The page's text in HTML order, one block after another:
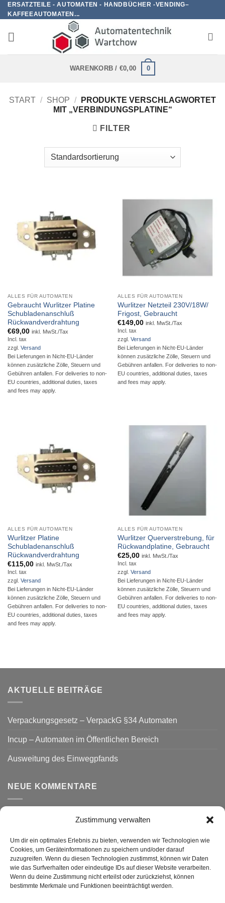
Zustimmung verwalten
Um dir ein optimales Erlebnis zu bieten, verwenden wir Technologien wie
Cookies, um Geräteinformationen zu speichern und/oder darauf
zuzugreifen. Wenn du diesen Technologien zustimmst, können wir Daten
wie das Surfverhalten oder eindeutige IDs auf dieser Website verarbeiten.
Wenn du deine Zustimmung nicht erteilst oder zurückziehst, können
bestimmte Merkmale und Funktionen beeinträchtigt werden.
Zum
Inhalt
springen
ERSATZTEILE - AUTOMATEN - HANDBÜCHER -VENDING–
KAFFEEAUTOMATEN...
WARENKORB / €0,00 0
START / SHOP /
PRODUKTE VERSCHLAGWORTET
MIT „VERBINDUNGSPLATINE“
FILTER
ALLES FÜR AUTOMATEN
Gebraucht Wurlitzer Platine
Schubladenanschluß
Rückwandverdrahtung
€69,00 inkl. MwSt./Tax
Incl. tax
zzgl. Versand
Bei Lieferungen in Nicht-EU-Länder
können zusätzliche Zölle, Steuern und
Gebühren anfallen. For deliveries to non-
EU countries, additional duties, taxes
and fees may apply.
ALLES FÜR AUTOMATEN
Wurlitzer Netzteil 230V/18W/
Frigost, Gebraucht
€149,00 inkl. MwSt./Tax
Incl. tax
zzgl. Versand
Bei Lieferungen in Nicht-EU-Länder
können zusätzliche Zölle, Steuern und
Gebühren anfallen. For deliveries to non-
EU countries, additional duties, taxes
and fees may apply.
ALLES FÜR AUTOMATEN
Wurlitzer Platine
Schubladenanschluß
Rückwandverdrahtung
€115,00 inkl. MwSt./Tax
Incl. tax
zzgl. Versand
Bei Lieferungen in Nicht-EU-Länder
können zusätzliche Zölle, Steuern und
Gebühren anfallen. For deliveries to non-
EU countries, additional duties, taxes
and fees may apply.
ALLES FÜR AUTOMATEN
Wurlitzer Querverstrebung, für
Rückwandplatine, Gebraucht
€25,00 inkl. MwSt./Tax
Incl. tax
zzgl. Versand
Bei Lieferungen in Nicht-EU-Länder
können zusätzliche Zölle, Steuern und
Gebühren anfallen. For deliveries to non-
EU countries, additional duties, taxes
and fees may apply.
AKTUELLE BEITRÄGE
Verpackungsgesetz – VerpackG §34 Automaten
Incup – Automaten im Öffentlichen Bereich
Ausweitung des Einwegpfands
NEUE KOMMENTARE